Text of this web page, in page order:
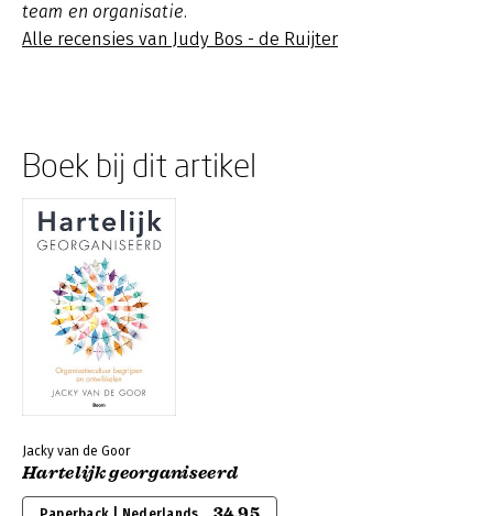
team en organisatie.
Alle recensies van Judy Bos - de Ruijter
Boek bij dit artikel
Jacky van de Goor
Hartelijk georganiseerd